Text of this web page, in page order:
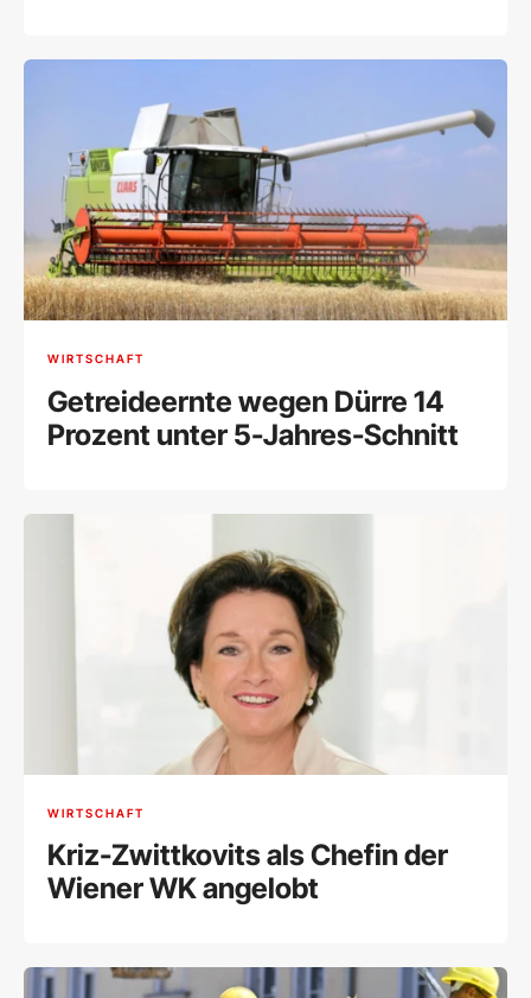
WIRTSCHAFT
Getreideernte wegen Dürre 14
Prozent unter 5-Jahres-Schnitt
WIRTSCHAFT
Kriz-Zwittkovits als Chefin der
Wiener WK angelobt